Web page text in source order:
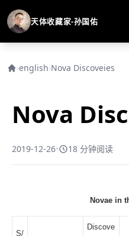
天体收藏家-孙国佑
›english›Nova Discoveies
Nova
2019-12-26• 18 分钟阅读
Novae in
S/
Discove